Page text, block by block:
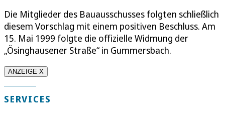
Die Mitglieder des Bauausschusses folgten schließlich
diesem Vorschlag mit einem positiven Beschluss. Am
15. Mai 1999 folgte die offizielle Widmung der
„Ösinghausener Straße“ in Gummersbach.
ANZEIGE X
SERVICES